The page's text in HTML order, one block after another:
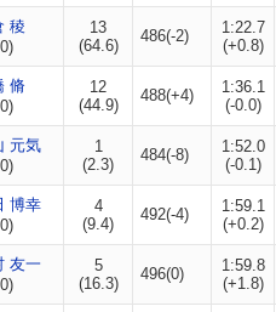
稜
13
(64.6)
486(-2)
1:22.7
(+0.8)
脩
12
(44.9)
488(+4)
1:36.1
(-0.0)
元気
1
(2.3)
484(-8)
1:52.0
(-0.1)
博幸
4
(9.4)
492(-4)
1:59.1
(+0.2)
友一
5
(16.3)
496(0)
1:59.8
(+1.8)